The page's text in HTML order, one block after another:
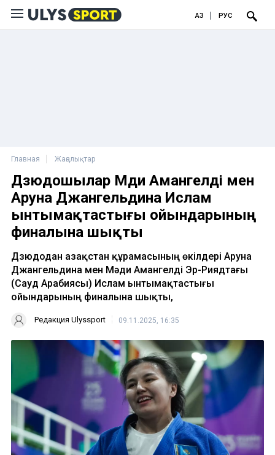
ҚАЗ РУС
Главная Жаңалықтар
Дзюдошылар Мәди Амангелді мен
Аруна Джангельдина Ислам
ынтымақтастығы ойындарының
финалына шықты
Дзюдодан Қазақстан құрамасының өкілдері Аруна
Джангельдина мен Мәди Амангелді Эр-Риядтағы
(Сауд Арабиясы) Ислам ынтымақтастығы
ойындарының финалына шықты,
Редакция Ulyssport 09.11.2025, 16:35